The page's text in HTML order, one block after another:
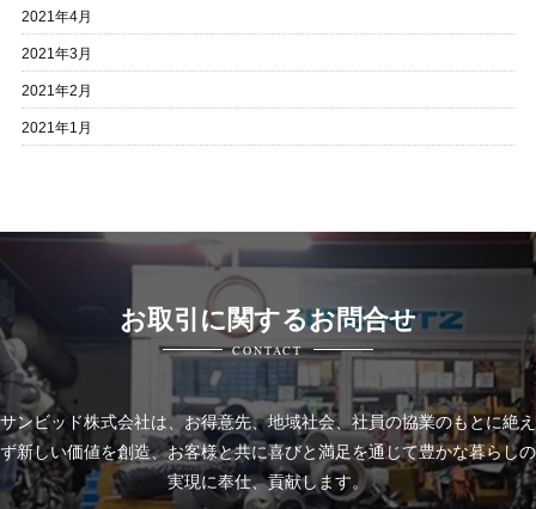
2021年4月
2021年3月
2021年2月
2021年1月
お取引に関するお問合せ
CONTACT
サンビッド株式会社は、お得意先、地域社会、社員の協業のもとに絶え
ず新しい価値を創造、お客様と共に喜びと満足を通じて豊かな暮らしの
実現に奉仕、貢献します。